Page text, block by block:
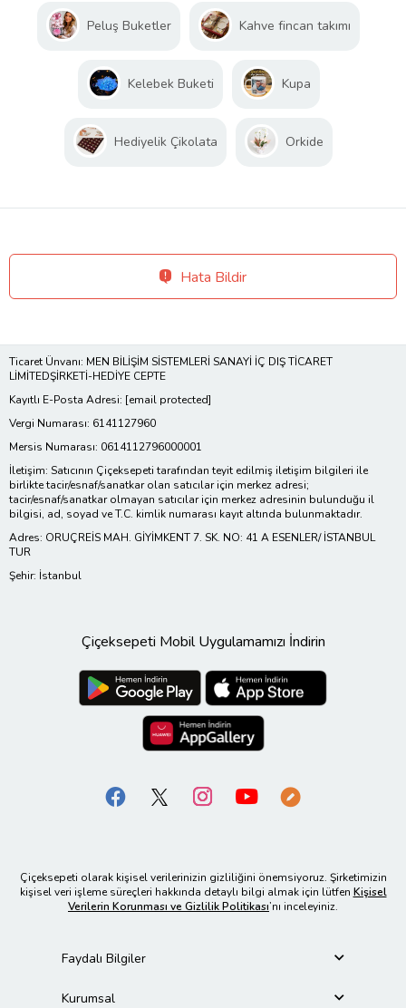
Peluş Buketler Kahve fincan takımı
Kelebek Buketi Kupa
Hediyelik Çikolata Orkide
Hata Bildir
Ticaret Ünvanı: MEN BİLİŞİM SİSTEMLERİ SANAYİ İÇ DIŞ TİCARET
LİMİTEDŞİRKETİ-HEDİYE CEPTE
Kayıtlı E-Posta Adresi: [email protected]
Vergi Numarası: 6141127960
Mersis Numarası: 0614112796000001
İletişim: Satıcının Çiçeksepeti tarafından teyit edilmiş iletişim bilgileri ile
birlikte tacir/esnaf/sanatkar olan satıcılar için merkez adresi;
tacir/esnaf/sanatkar olmayan satıcılar için merkez adresinin bulunduğu il
bilgisi, ad, soyad ve T.C. kimlik numarası kayıt altında bulunmaktadır.
Adres: ORUÇREİS MAH. GİYİMKENT 7. SK. NO: 41 A ESENLER/ İSTANBUL
TUR
Şehir: İstanbul
Çiçeksepeti Mobil Uygulamamızı İndirin
Çiçeksepeti olarak kişisel verilerinizin gizliliğini önemsiyoruz. Şirketimizin
kişisel veri işleme süreçleri hakkında detaylı bilgi almak için lütfen Kişisel
Verilerin Korunması ve Gizlilik Politikası’nı inceleyiniz.
Faydalı Bilgiler
Kurumsal